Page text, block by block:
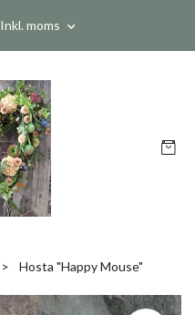
Inkl. moms
Hosta "Happy Mouse"